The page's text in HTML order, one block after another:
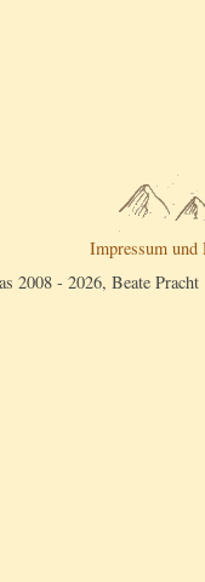
Impressum und
2008 - 2026, Beate Pracht